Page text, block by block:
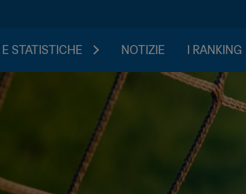
STATISTICHE NOTIZIE I RANKING